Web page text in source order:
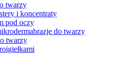
twarzy
i koncentraty
pod oczy
do twarzy
twarzy